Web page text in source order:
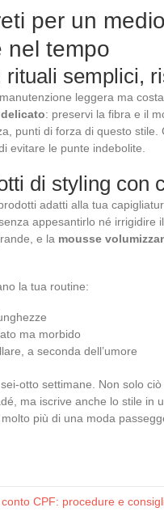
per un
nel tempo
semplici,
leggera ma
: preservi la fibra e il
punti di forza di questo stile.
evitare le punte indebolite.
di styling con
adatti alla tua
appesantirlo né irrigidire
e la mousse
la tua routine:
ma morbido
a seconda dell’umore
otto settimane. Non solo
ma iscrive anche lo stile in
più di una moda
CPF: procedure e